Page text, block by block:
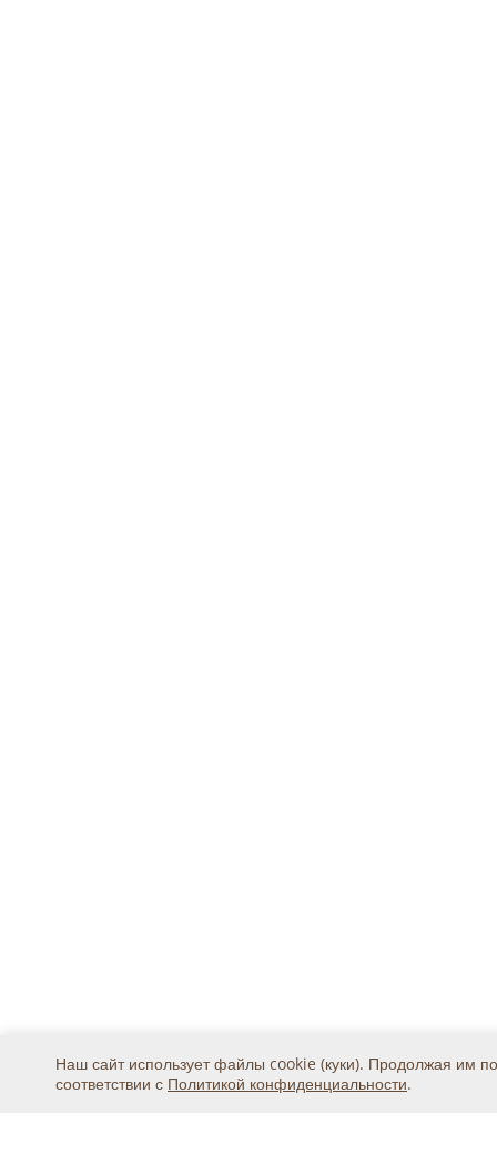
Наш сайт использует файлы cookie (куки). Продолжая им
соответствии с Политикой конфиденциальности.